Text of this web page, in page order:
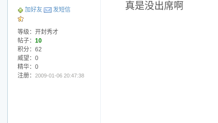
加好友 发短信
等级：开封秀才
帖子： 10
积分：62
威望：0
精华：0
注册： 2009-01-06 20:47:38
真是没出席啊